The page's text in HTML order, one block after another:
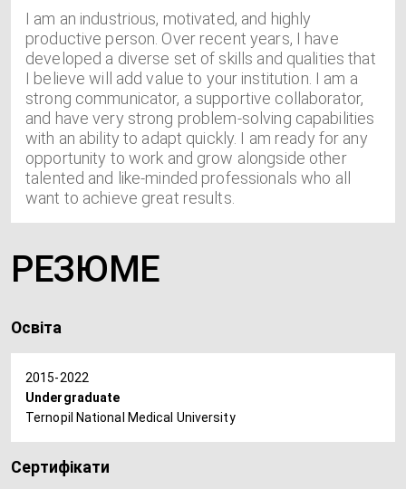
I am an industrious, motivated, and highly
productive person. Over recent years, I have
developed a diverse set of skills and qualities that
I believe will add value to your institution. I am a
strong communicator, a supportive collaborator,
and have very strong problem-solving capabilities
with an ability to adapt quickly. I am ready for any
opportunity to work and grow alongside other
talented and like-minded professionals who all
want to achieve great results.
РЕЗЮМЕ
Освіта
2015-2022
Undergraduate
Ternopil National Medical University
Сертифікати